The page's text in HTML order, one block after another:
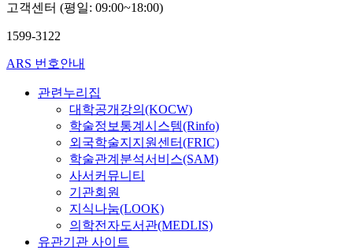
고객센터 (평일: 09:00~18:00)
1599-3122
ARS 번호안내
관련누리집
대학공개강의(KOCW)
학술정보통계시스템(Rinfo)
외국학술지지원센터(FRIC)
학술관계분석서비스(SAM)
사서커뮤니티
기관회원
지식나눔(LOOK)
의학전자도서관(MEDLIS)
유관기관 사이트